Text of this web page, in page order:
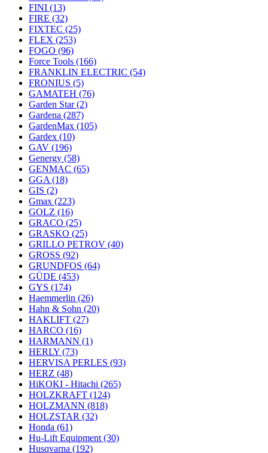
FINI (13)
FIRE (32)
FIXTEC (25)
FLEX (253)
FOGO (96)
Force Tools (166)
FRANKLIN ELECTRIC (54)
FRONIUS (5)
GAMATEH (76)
Garden Star(2)
Gardena (287)
GardenMax (105)
Gardex (10)
GAV (196)
Genergy (58)
GENMAC (65)
GGA (18)
GIS (2)
Gmax (223)
GOLZ (16)
GRACO (25)
GRASKO (25)
GRILLO PETROV (40)
GROSS (92)
GRUNDFOS (64)
GÜDE (453)
GYS (174)
Haemmerlin (26)
Hahn & Sohn (20)
HAKLIFT (27)
HARCO (16)
HARMANN (1)
HERLY (73)
HERVISA PERLES (93)
HERZ (48)
HiKOKI - Hitachi (265)
HOLZKRAFT (124)
HOLZMANN (818)
HOLZSTAR (32)
Honda (61)
Hu-Lift Equipment (30)
Husqvarna (192)